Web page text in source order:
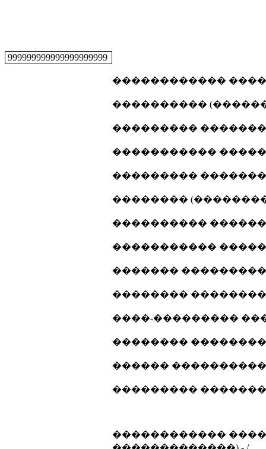
999999999999999999999
������������
����������
���������
�����������
���������
��������
����������
�����������
�������
��������
����-���������
��������
������
���������
������������